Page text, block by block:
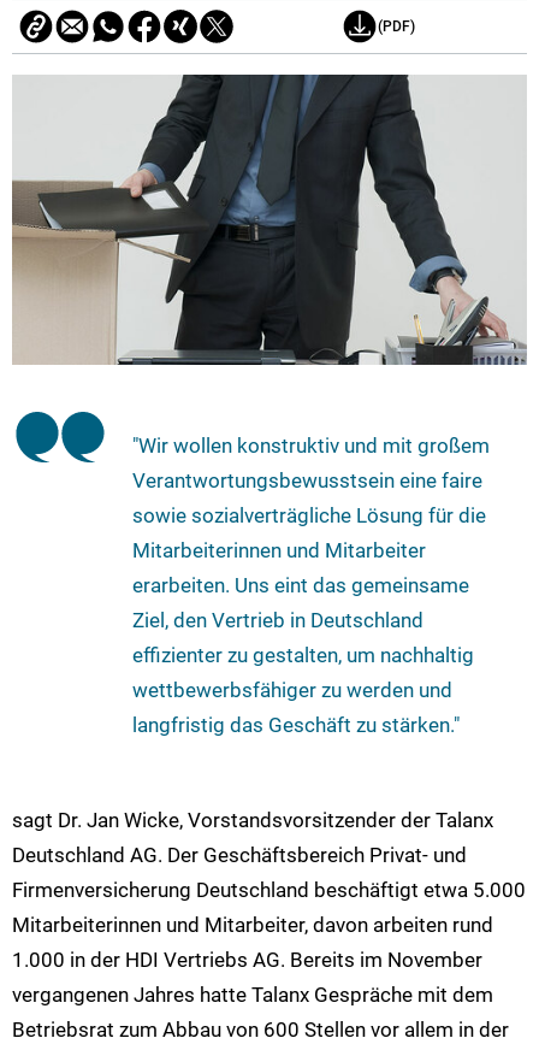
(PDF)
"Wir wollen konstruktiv und mit großem
Verantwortungsbewusstsein eine faire
sowie sozialverträgliche Lösung für die
Mitarbeiterinnen und Mitarbeiter
erarbeiten. Uns eint das gemeinsame
Ziel, den Vertrieb in Deutschland
effizienter zu gestalten, um nachhaltig
wettbewerbsfähiger zu werden und
langfristig das Geschäft zu stärken."
sagt Dr. Jan Wicke, Vorstandsvorsitzender der Talanx
Deutschland AG. Der Geschäftsbereich Privat- und
Firmenversicherung Deutschland beschäftigt etwa 5.000
Mitarbeiterinnen und Mitarbeiter, davon arbeiten rund
1.000 in der HDI Vertriebs AG. Bereits im November
vergangenen Jahres hatte Talanx Gespräche mit dem
Betriebsrat zum Abbau von 600 Stellen vor allem in der